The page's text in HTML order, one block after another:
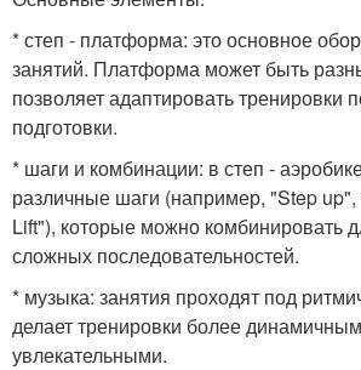
* степ - платформа: это основное
занятий. Платформа может быть
позволяет адаптировать тренировки
подготовки.
* шаги и комбинации: в степ -
различные шаги (например, "Step
Lift"), которые можно комбинировать
сложных последовательностей.
* музыка: занятия проходят под
делает тренировки более
увлекательными.